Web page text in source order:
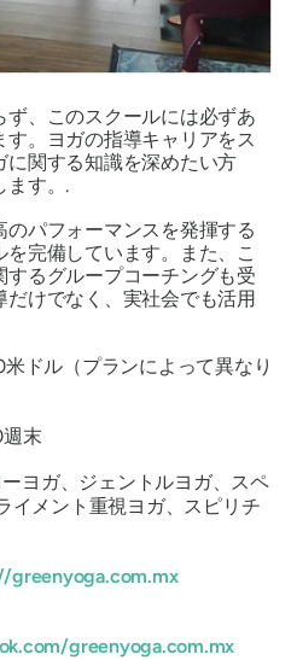
ず、このスクールには必ずあ
。ヨガの指導キャリアをス
に関する知識を深めたい方
ます。.
のパフォーマンスを発揮する
完備しています。また、こ
るグループコーチングも受
けでなく、実社会でも活用
ドル（プランによって異なり
週末
ヨガ、ジェントルヨガ、スペ
イメント重視ヨガ、スピリチ
greenyoga.com.mx
greenyoga.com.mx